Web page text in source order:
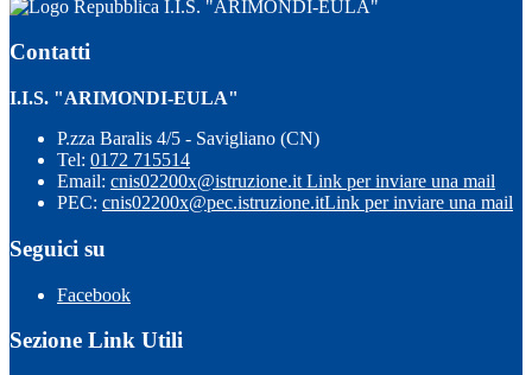
I.I.S. "ARIMONDI-EULA"
Contatti
I.I.S. "ARIMONDI-EULA"
P.zza Baralis 4/5 - Savigliano (CN)
Tel: 0172 715514
Email: cnis02200x@istruzione.it Link per inviare una mail
PEC: cnis02200x@pec.istruzione.itLink per inviare una mail
Seguici su
Facebook
Sezione Link Utili